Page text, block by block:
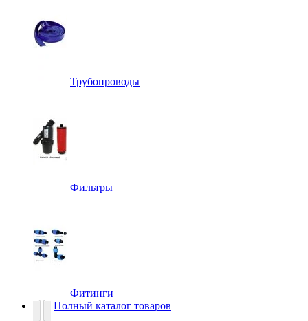
Трубопроводы
Фильтры
Фитинги
Полный каталог товаров